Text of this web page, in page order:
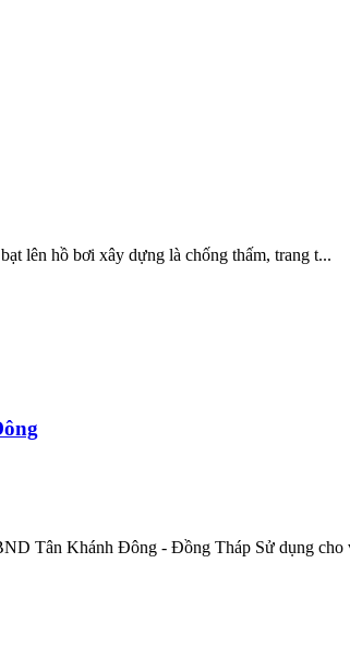
lên hồ bơi xây dựng là chống thấm, trang t...
Tân Khánh Đông - Đồng Tháp Sử dụng cho